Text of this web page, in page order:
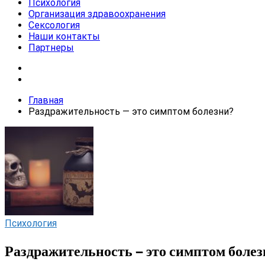
Психология
Организация здравоохранения
Сексология
Наши контакты
Партнеры
Главная
Раздражительность — это симптом болезни?
Психология
Раздражительность — это симптом